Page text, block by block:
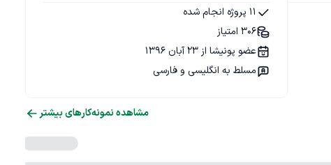
11 پروژه انجام شده
306 امتیاز
عضو پونیشا از 23 آبان 1396
مسلط به انگلیسی و فارسی
مشاهده نمونه‌کارهای بیشتر